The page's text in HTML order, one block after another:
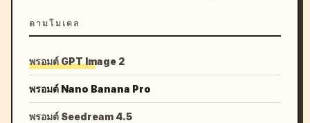
ตามโมเดล
พรอมต์ GPT Image 2
พรอมต์ Nano Banana Pro
พรอมต์ Seedream 4.5